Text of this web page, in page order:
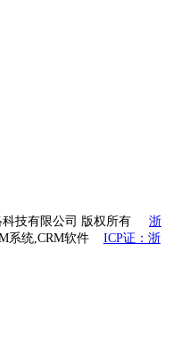
科技有限公司 版权所有 浙
系统,CRM软件 ICP证：浙